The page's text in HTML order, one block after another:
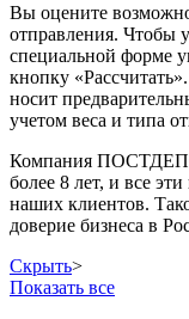
Вы оцените
отправления. Чтобы
специальной форме
кнопку
носит
учетом веса и типа
Компания ПОСТДЕПО
более 8 лет, и все
наших клиентов.
доверие бизнеса в
Скрыть>
Показать все